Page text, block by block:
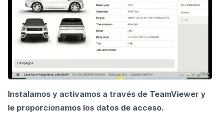
Instalamos y activamos a través de TeamViewer y
le proporcionamos los datos de acceso.